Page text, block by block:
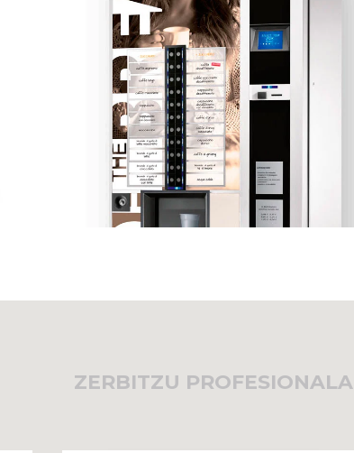
ZERBITZU PROFESIONALA